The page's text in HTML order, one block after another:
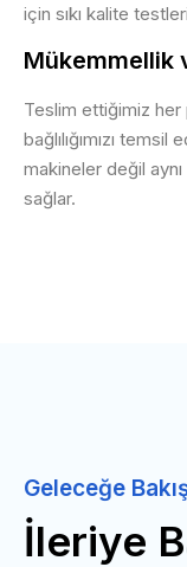
için sıkı kalite
Mükemmellik
Teslim ettiğimiz her
bağlılığımızı
makineler değil
sağlar.
Geleceğe
İleriye